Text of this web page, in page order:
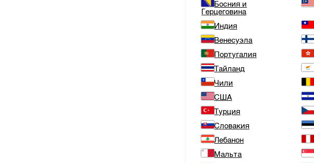
Босния и
Герцеговина
Индия
Венесуэла
Португалия
Тайланд
Чили
США
Турция
Словакия
Лебанон
Мальта